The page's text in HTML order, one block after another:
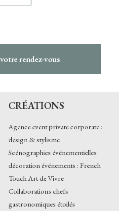
rendez-vous
CRÉATIONS
Agence event private corporate :
design & stylisme
Scénographies événementielles
décoration événements : French
Touch Art de Vivre
Collaborations chefs
gastronomiques étoilés